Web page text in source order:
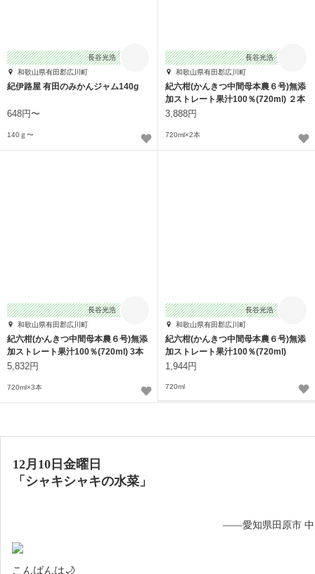
長谷光浩
和歌山県有田郡広川町
紀伊路屋 有田のみかんジャム140g
648円〜
140ｇ〜
長谷光浩
和歌山県有田郡広川町
紀六柑(かんきつ中間母本農６号)無添
加ストレート果汁100％(720ml) ２本
3,888円
720ml×2本
長谷光浩
和歌山県有田郡広川町
紀六柑(かんきつ中間母本農６号)無添
加ストレート果汁100％(720ml) 3本
5,832円
720ml×3本
長谷光浩
和歌山県有田郡広川町
紀六柑(かんきつ中間母本農６号)無添
加ストレート果汁100％(720ml)
1,944円
720ml
12月10日金曜日
「シャキシャキの水菜」
——愛知県田原市 中
こんばんは🌙